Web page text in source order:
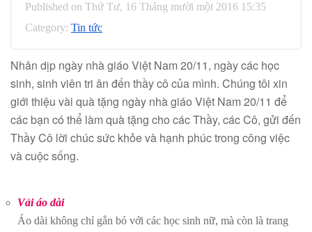
Published on Thứ Tư, 16 Tháng mười một 2016 15:35
Category: Tin tức
Nhân dịp ngày nhà giáo Việt Nam 20/11, ngày các học
sinh, sinh viên tri ân đến thầy cô của mình. Chúng tôi xin
giới thiệu vài quà tặng ngày nhà giáo Việt Nam 20/11 để
các bạn có thể làm quà tặng cho các Thầy, các Cô, gửi đến
Thầy Cô lời chúc sức khỏe và hạnh phúc trong công việc
và cuộc sống.
Vải áo dài
Áo dài không chỉ gắn bó với các học sinh nữ, mà còn là trang